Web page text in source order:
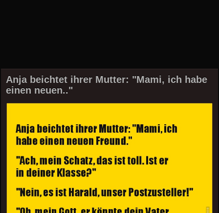
Anja beichtet ihrer Mutter: "Mami, ich habe
einen neuen.."